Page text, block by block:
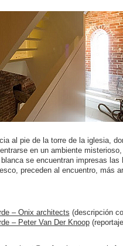
al pie de la torre de la iglesia,
en un ambiente
se encuentran impresas
preceden al encuentro, más
– Onix architects (descripción
– Peter Van Der Knoop